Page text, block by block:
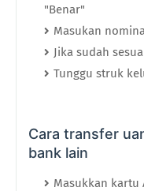
"Benar"
Masukan
Jika sudah
Tunggu struk
Cara transfer
bank lain
Masukkan kartu